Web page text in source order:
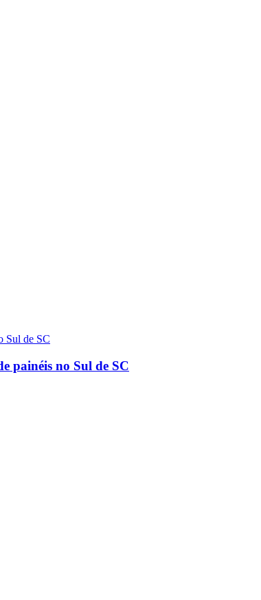
painéis no Sul de SC